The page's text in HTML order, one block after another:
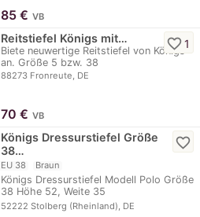
85 € VB
Reitstiefel Königs mit…
Biete neuwertige Reitstiefel von Königs
an. Größe 5 bzw. 38
88273 Fronreute, DE
favorite_border1
70 € VB
Königs Dressurstiefel Größe
38…
EU 38 Braun
Königs Dressurstiefel Modell Polo Größe
38 Höhe 52, Weite 35
Außenversteifung,…
52222 Stolberg (Rheinland), DE
favorite_border